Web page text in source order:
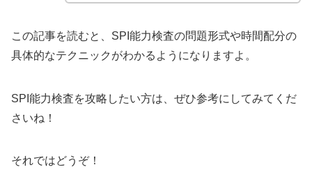
この記事を読むと、SPI能力検査の問題形式や時間配分の
具体的なテクニックがわかるようになりますよ。
SPI能力検査を攻略したい方は、ぜひ参考にしてみてくだ
さいね！
それではどうぞ！